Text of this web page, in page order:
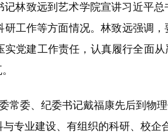
记林致远到艺术学院宣讲习近平
研工作等方面情况。林致远强调
党建工作责任，认真履行全面
常委、纪委书记戴福康先后到物
专业建设、有组织的科研、校企